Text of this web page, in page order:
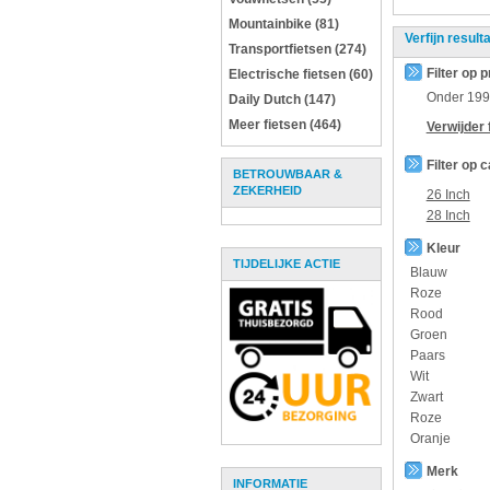
Mountainbike (81)
Transportfietsen (274)
Electrische fietsen (60)
Daily Dutch (147)
Meer fietsen (464)
BETROUWBAAR &
ZEKERHEID
TIJDELIJKE ACTIE
INFORMATIE
Verfijn
Filter op
Onder
Verwijder
Filter op
26 Inch
28 Inch
Kleur
Blauw
Roze
Rood
Groen
Paars
Wit
Zwart
Roze
Oranje
Merk